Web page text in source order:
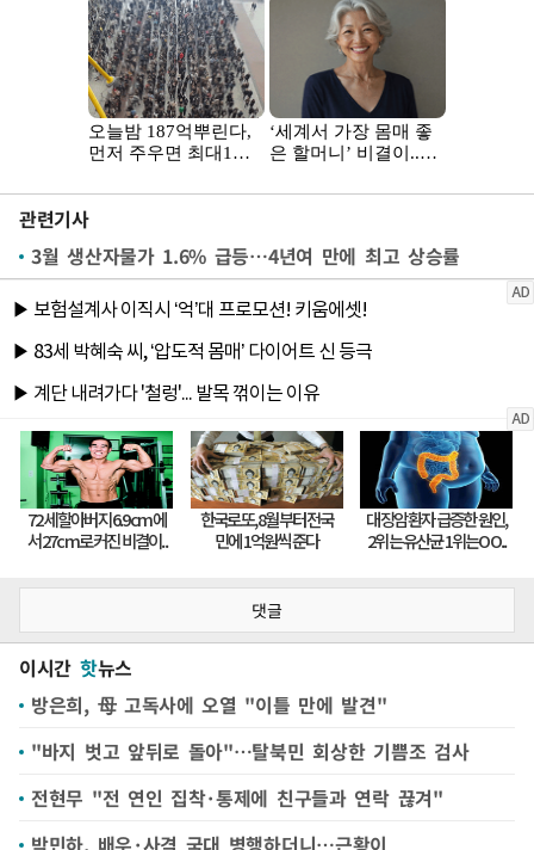
관련기사
3월 생산자물가 1.6% 급등…4년여 만에 최고 상승률
댓글
이시간 핫뉴스
방은희, 母 고독사에 오열 "이틀 만에 발견"
"바지 벗고 앞뒤로 돌아"…탈북민 회상한 기쁨조 검사
전현무 "전 연인 집착·통제에 친구들과 연락 끊겨"